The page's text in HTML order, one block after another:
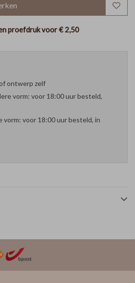
proefdruk voor€ 2,50
ontwerp zelf
vorm: voor 18:00 uur besteld,
vorm: voor 18:00 uur besteld, in